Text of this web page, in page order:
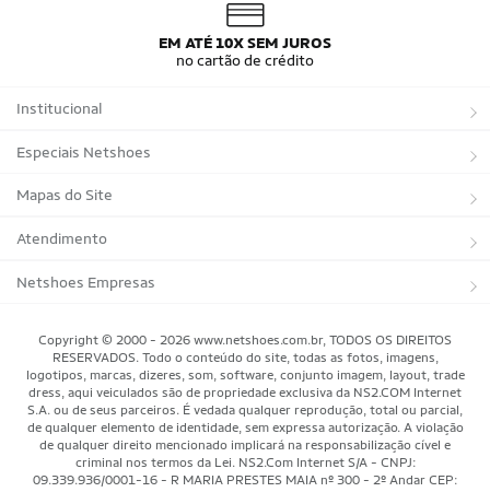
Camisa do Brasil Feminina
Camisas Adidas Seleções Home
Bola Trionda Campo
EM ATÉ 10X SEM JUROS
no cartão de crédito
Institucional
Sobre a Netshoes
Política de Privacidade
Programa de Afiliados
Regulamentos
Programa de Integridade
Blog
Black Friday Magalu
Black Friday Netshoes
Especiais Netshoes
Suplementos
Corrida
Bicicletas
Basquete
Motorsport
Saúde Bem-Estar
Mapas do Site
Marcas
Tipos de Produtos
Atendimento
Trocas e devoluções
Minha Conta
Meus Pedidos
Pagamentos
Cancelamentos
Netshoes Empresas
Copyright © 2000 - 2026 www.netshoes.com.br, TODOS OS DIREITOS
RESERVADOS. Todo o conteúdo do site, todas as fotos, imagens,
logotipos, marcas, dizeres, som, software, conjunto imagem, layout, trade
dress, aqui veiculados são de propriedade exclusiva da NS2.COM Internet
S.A. ou de seus parceiros. É vedada qualquer reprodução, total ou parcial,
de qualquer elemento de identidade, sem expressa autorização. A violação
de qualquer direito mencionado implicará na responsabilização cível e
criminal nos termos da Lei. NS2.Com Internet S/A - CNPJ:
09.339.936/0001-16 - R MARIA PRESTES MAIA nº 300 - 2º Andar CEP: